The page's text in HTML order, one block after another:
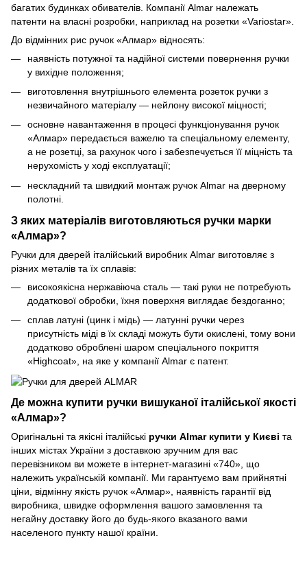
багатих будинках обивателів. Компанії Almar належать
патенти на власні розробки, наприклад на розетки «Variostar».
До відмінних рис ручок «Алмар» відносять:
наявність потужної та надійної системи повернення ручки
у вихідне положення;
виготовлення внутрішнього елемента розеток ручки з
незвичайного матеріалу — нейлону високої міцності;
основне навантаження в процесі функціонування ручок
«Алмар» передається важелю та спеціальному елементу,
а не розетці, за рахунок чого і забезпечується її міцність та
нерухомість у ході експлуатації;
нескладний та швидкий монтаж ручок Almar на дверному
полотні.
З яких матеріалів виготовляються ручки марки
«Алмар»?
Ручки для дверей італійський виробник Almar виготовляє з
різних металів та їх сплавів:
високоякісна нержавіюча сталь — такі руки не потребують
додаткової обробки, їхня поверхня виглядає бездоганно;
сплав латуні (цинк і мідь) — латунні ручки через
присутність міді в їх складі можуть бути окислені, тому вони
додатково оброблені шаром спеціального покриття
«Highcoat», на яке у компанії Almar є патент.
Де можна купити ручки вишуканої італійської якості
«Алмар»?
Оригінальні та якісні італійські ручки Almar купити у Києві та
інших містах України з доставкою зручним для вас
перевізником ви можете в інтернет-магазині «740», що
належить українській компанії. Ми гарантуємо вам прийнятні
ціни, відмінну якість ручок «Алмар», наявність гарантії від
виробника, швидке оформлення вашого замовлення та
негайну доставку його до будь-якого вказаного вами
населеного пункту нашої країни.